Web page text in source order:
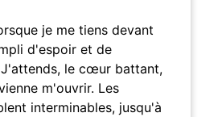
je me tiens devant
d'espoir et de
le cœur battant,
m'ouvrir. Les
interminables, jusqu'à